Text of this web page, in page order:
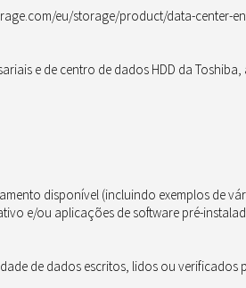
eu/storage/product/data-center-
e de centro de dados HDD da
disponível (incluindo exemplos de
e/ou aplicações de software pré-
de dados escritos, lidos ou verificados